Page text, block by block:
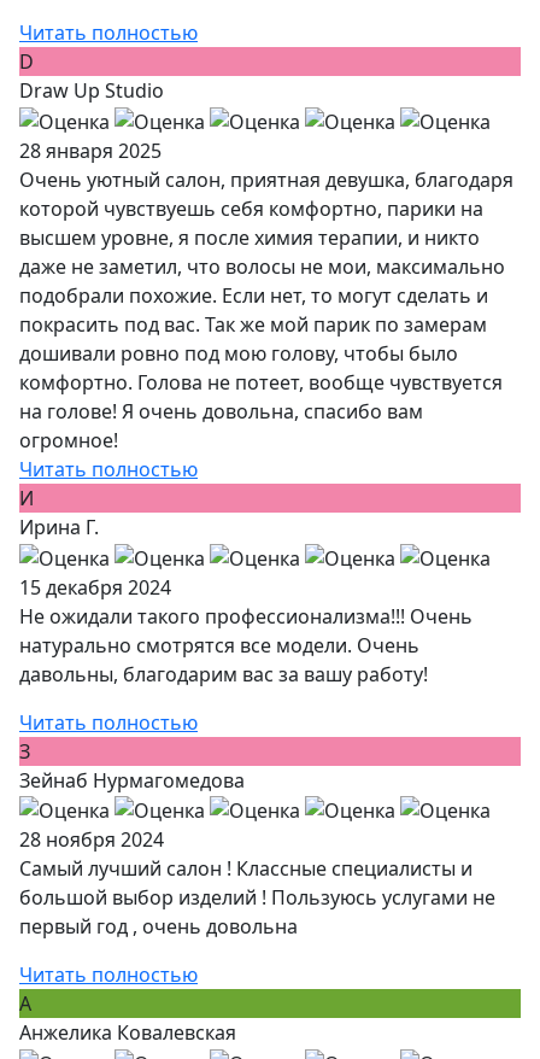
Читать полностью
D
Draw Up Studio
28 января 2025
Очень уютный салон, приятная девушка, благодаря
которой чувствуешь себя комфортно, парики на
высшем уровне, я после химия терапии, и никто
даже не заметил, что волосы не мои, максимально
подобрали похожие. Если нет, то могут сделать и
покрасить под вас. Так же мой парик по замерам
дошивали ровно под мою голову, чтобы было
комфортно. Голова не потеет, вообще чувствуется
на голове! Я очень довольна, спасибо вам
огромное!
Читать полностью
И
Ирина Г.
15 декабря 2024
Не ожидали такого профессионализма!!! Очень
натурально смотрятся все модели. Очень
давольны, благодарим вас за вашу работу!
Читать полностью
З
Зейнаб Нурмагомедова
28 ноября 2024
Самый лучший салон ! Классные специалисты и
большой выбор изделий ! Пользуюсь услугами не
первый год , очень довольна
Читать полностью
А
Анжелика Ковалевская